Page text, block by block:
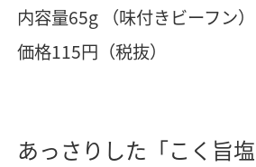
内容量65g （味付きビーフン）
価格115円（税抜）
あっさりした「こく旨塩